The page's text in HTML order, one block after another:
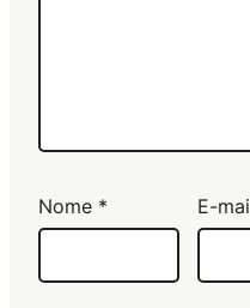
Nome * E-